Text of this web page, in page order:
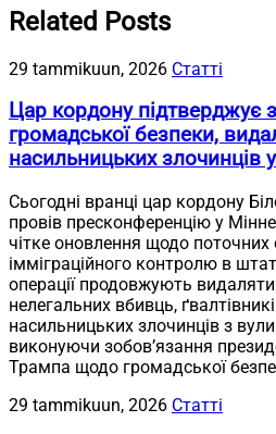
Related Posts
29 tammikuun, 2026 Статті
Цар кордону підтверджує
громадської безпеки,
насильницьких злочинців
Сьогодні вранці цар кордону
провів пресконференцію у
чітке оновлення щодо поточних
імміграційного контролю в
операції продовжують
нелегальних вбивць,
насильницьких злочинців з
виконуючи зобов’язання
Трампа щодо громадської
29 tammikuun, 2026 Статті